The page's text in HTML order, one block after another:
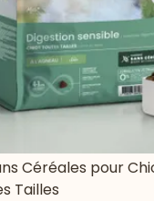
Céréales pour
Tailles